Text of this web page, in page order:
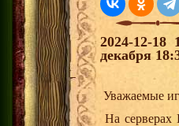
2024-12-18
декабря
Уважаемые
На серверах